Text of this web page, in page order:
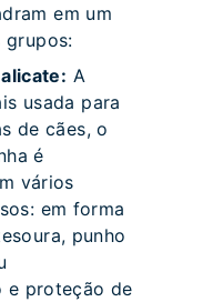
em um
grupos:
A
usada para
de cães, o
é
vários
em forma
punho
e proteção de